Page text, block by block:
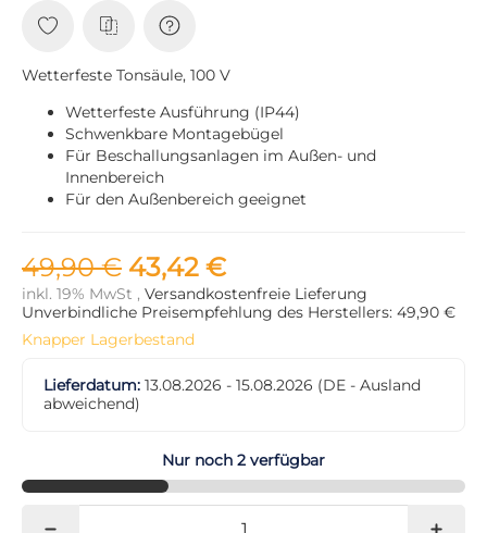
Wetterfeste Tonsäule, 100 V
Wetterfeste Ausführung (IP44)
Schwenkbare Montagebügel
Für Beschallungsanlagen im Außen- und
Innenbereich
Für den Außenbereich geeignet
49,90 € 43,42 €
inkl. 19% MwSt , Versandkostenfreie Lieferung
Unverbindliche Preisempfehlung des Herstellers: 49,90 €
Knapper Lagerbestand
Lieferdatum: 13.08.2026 - 15.08.2026 (DE - Ausland
abweichend)
Nur noch 2 verfügbar